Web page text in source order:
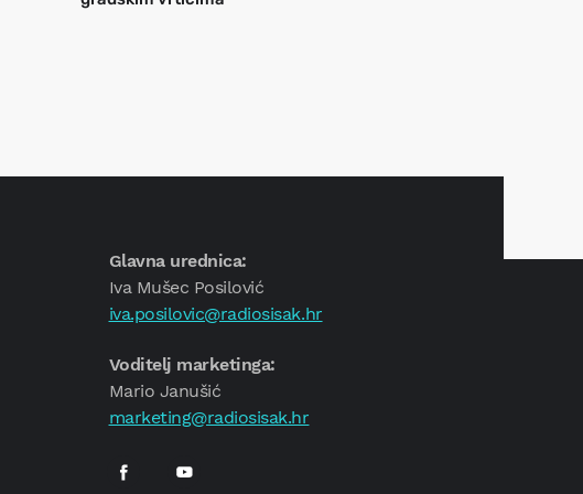
Glavna urednica:
Iva Mušec Posilović
iva.posilovic@radiosisak.hr
Voditelj marketinga:
Mario Janušić
marketing@radiosisak.hr